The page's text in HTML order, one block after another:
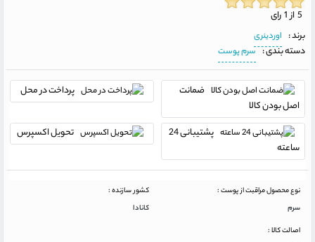
برند : اوردینری
دسته بندی : سرم پوست
ضمانت
اصل بودن کالا
پرداخت در محل
پشتیبانی 24
ساعته
تحویل اکسپرس
نوع محصول مراقبت از پوست :
سرم
کشور سازنده :
کانادا
اصالت کالا :